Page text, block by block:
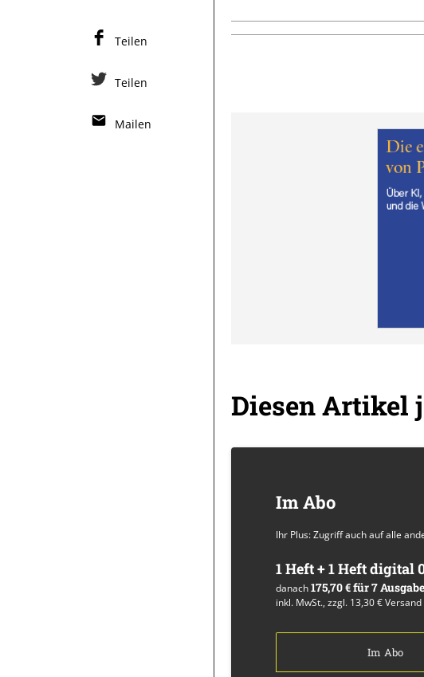
Diesen Artikel
Im Abo
Ihr Plus: Zugriff auch auf alle
1 Heft + 1 Heft digital
danach175,70 € für 7
inkl. MwSt., zzgl. 13,30 € Versand
Im Abo
Teilen
Teilen
Mailen